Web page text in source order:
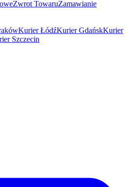
Zwrot TowaruZamawianie
Kurier ŁódźKurier GdańskKurier
Szczecin